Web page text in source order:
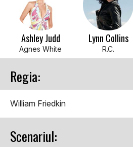
Ashley Judd
Agnes White
Lynn Collins
R.C.
Regia:
William Friedkin
Scenariul: